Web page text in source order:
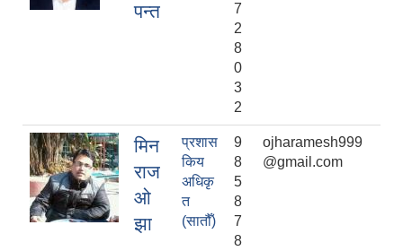
पन्त
7
2
8
0
3
2
मिन
राज
ओ
झा
प्रशास
किय
अधिकृ
त
(सातौँ)
9
8
5
8
7
8
ojharamesh999
@gmail.com